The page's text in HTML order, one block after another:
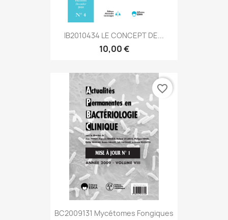
IB2010434 LE CONCEPT DE...
10,00 €
BC2009131 Mycétomes Fongiques
favorite_border